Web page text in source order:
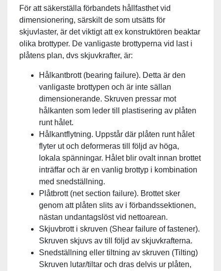
För att säkerställa förbandets hållfasthet vid
dimensionering, särskilt de som utsätts för
skjuvlaster, är det viktigt att ex konstruktören beaktar
olika brottyper. De vanligaste brottyperna vid last i
plåtens plan, dvs skjuvkrafter, är:
Hålkantbrott (bearing failure). Detta är den
vanligaste brottypen och är inte sällan
dimensionerande. Skruven pressar mot
hålkanten som leder till plastisering av plåten
runt hålet.
Hålkantflytning. Uppstår där plåten runt hålet
flyter ut och deformeras till följd av höga,
lokala spänningar. Hålet blir ovalt innan brottet
inträffar och är en vanlig brottyp i kombination
med snedställning.
Plåtbrott (net section failure). Brottet sker
genom att plåten slits av i förbandssektionen,
nästan undantagslöst vid nettoarean.
Skjuvbrott i skruven (Shear failure of fastener).
Skruven skjuvs av till följd av skjuvkrafterna.
Snedställning eller tiltning av skruven (Tilting)
Skruven lutar/tiltar och dras delvis ur plåten,